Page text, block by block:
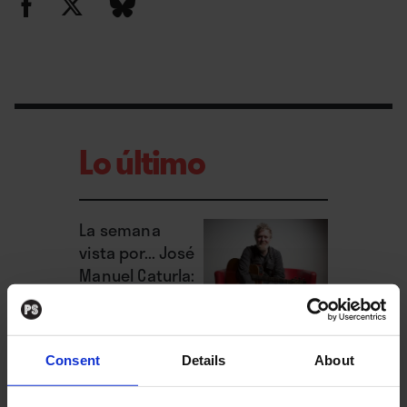
Consent Details About
sume en el desconcierto y en un constante
Lo último
La semana
vista por... José
Manuel Caturla: